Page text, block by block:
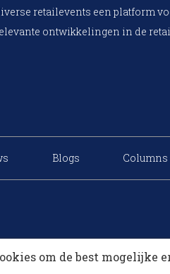
retailevents een platform
ontwikkelingen in de
Blogs Columns
om de best mogelijke